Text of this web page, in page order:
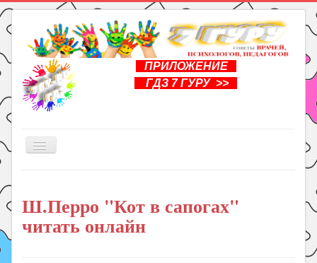
ПРИЛОЖЕНИЕ
ГДЗ 7 ГУРУ >>
Включить/
Книги
Рукоделие
Ш.Перро "Кот в сапогах"
читать онлайн